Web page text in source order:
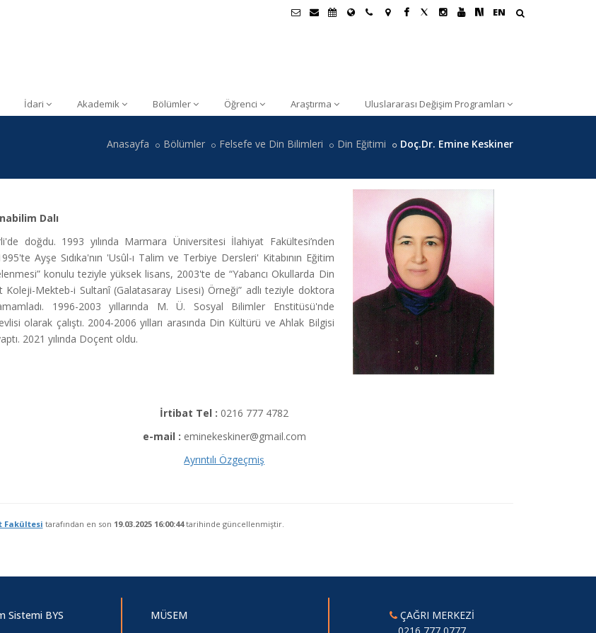
EN
İdari Akademik Bölümler Öğrenci Araştırma Uluslararası Değişim Programları
Anasayfa Bölümler Felsefe ve Din Bilimleri Din Eğitimi Doç.Dr. Emine Keskiner
Dalı
doğdu. 1993 yılında Marmara Üniversitesi İlahiyat Fakültesi’nden
Ayşe Sıdıka'nın 'Usûl-ı Talim ve Terbiye Dersleri' Kitabının Eğitim
konulu teziyle yüksek lisans, 2003'te de “Yabancı Okullarda Din
Koleji-Mekteb-i Sultanî (Galatasaray Lisesi) Örneği” adlı teziyle doktora
1996-2003 yıllarında M. Ü. Sosyal Bilimler Enstitüsü'nde
olarak çalıştı. 2004-2006 yılları arasında Din Kültürü ve Ahlak Bilgisi
2021 yılında Doçent oldu.
İrtibat Tel : 0216 777 4782
e-mail : eminekeskiner@gmail.com
Ayrıntılı Özgeçmiş
Fakültesi tarafından en son 19.03.2025 16:00:44tarihinde güncellenmiştir.
Sistemi BYS MÜSEM
ÇAĞRI MERKEZİ